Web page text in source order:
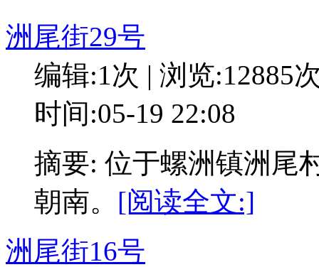
洲尾街29号
编辑:1次 | 浏览:12885
时间:05-19 22:08
摘要: 位于螺洲镇洲尾
朝南。 [阅读全文:]
洲尾街16号